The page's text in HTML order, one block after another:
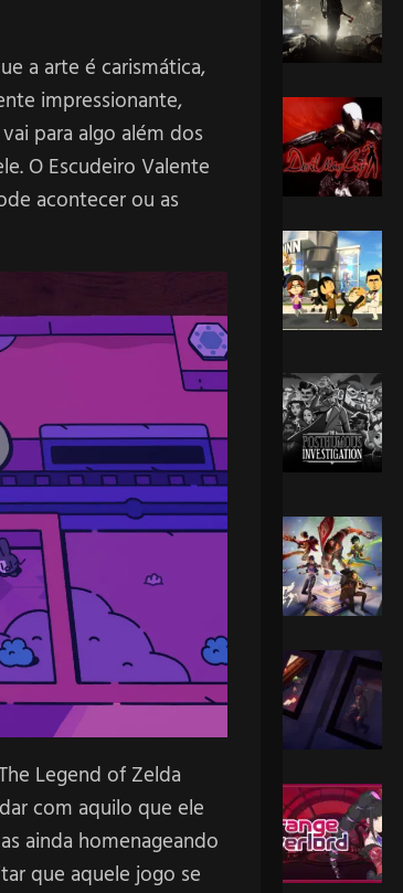
a arte é carismática,
impressionante,
para algo além dos
O Escudeiro Valente
acontecer ou as
Legend of Zelda
com aquilo que ele
ainda homenageando
que aquele jogo se